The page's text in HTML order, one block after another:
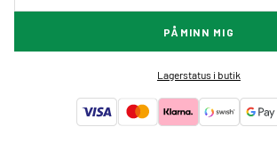
PÅMINN MIG
Lagerstatus i butik